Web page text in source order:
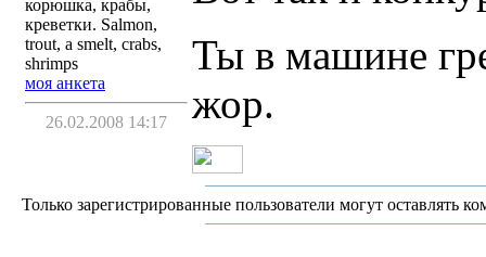
корюшка, крабы,
креветки. Salmon,
trout, a smelt, crabs,
shrimps
моя анкета
26.02.2008 14:17
Ты в машине
жор.
Только зарегистрированные пользователи могут оставлять